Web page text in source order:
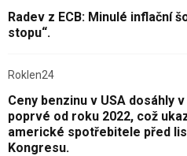
Radev z ECB: Minulé inflační
stopu“.
Roklen24
Ceny benzinu v USA dosáhly
poprvé od roku 2022, což
americké spotřebitele před
Kongresu.